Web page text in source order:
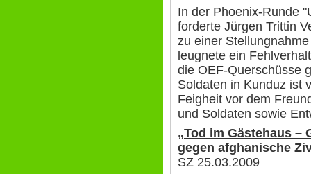
In der Phoenix-Runde
forderte Jürgen Trittin
zu einer
leugnete ein
die OEF-Querschüsse
Soldaten in Kunduz ist
Feigheit vor dem
und Soldaten sowie
„Tod im Gästehaus –
gegen afghanische
SZ 25.03.2009